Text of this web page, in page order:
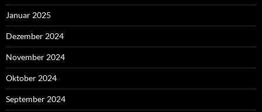
Januar 2025
Dezember 2024
November 2024
Oktober 2024
September 2024